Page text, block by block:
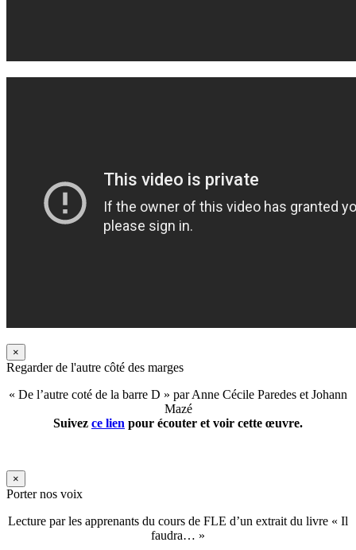
×
Regarder de l'autre côté des marges
« De l’autre coté de la barre D » par Anne Cécile Paredes et Johann
Mazé
Suivez ce lien pour écouter et voir cette œuvre.
×
Porter nos voix
Lecture par les apprenants du cours de FLE d’un extrait du livre « Il
faudra… »